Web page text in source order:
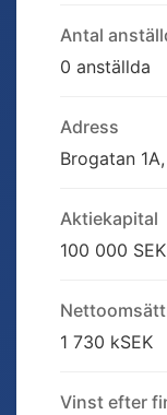
Antal
0 anställda
Adress
Brogatan
Aktiekapital
100 000 SEK
1 730 kSEK
Vinst efter